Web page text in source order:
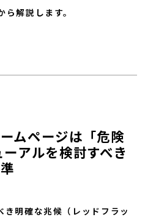
解説します。
ムページは「危険
アルを検討すべき
き明確な兆候（レッドフラッ